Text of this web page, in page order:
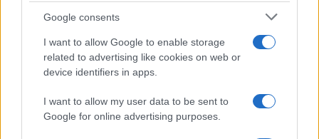
Google consents
I want to allow Google to enable storage
related to advertising like cookies on web or
device identifiers in apps.
I want to allow my user data to be sent to
Google for online advertising purposes.
federale, obbligasse gli inquirenti vallesani, che
stanno indagando sulla tragedia diCrans
Montana, a chinare il capo di fronte alle richieste
italiane.
Leggi anche: